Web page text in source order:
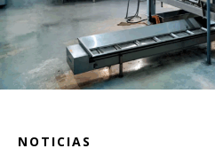
NOTICIAS